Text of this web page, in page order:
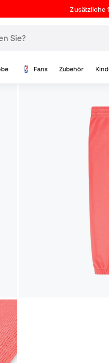
Zusätzliche
Fans Zubehör